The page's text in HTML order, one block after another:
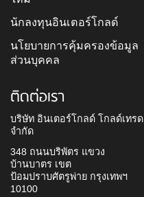
นักลงทุนอินเตอร์โกลด์
นโยบายการคุ้มครองข้อมูล
ส่วนบุคคล
ติดต่อเรา
บริษัท อินเตอร์โกลด์ โกลด์เทรด
จำกัด
348 ถนนบริพัตร แขวง
บ้านบาตร เขต
ป้อมปราบศัตรูพ่าย กรุงเทพฯ
10100